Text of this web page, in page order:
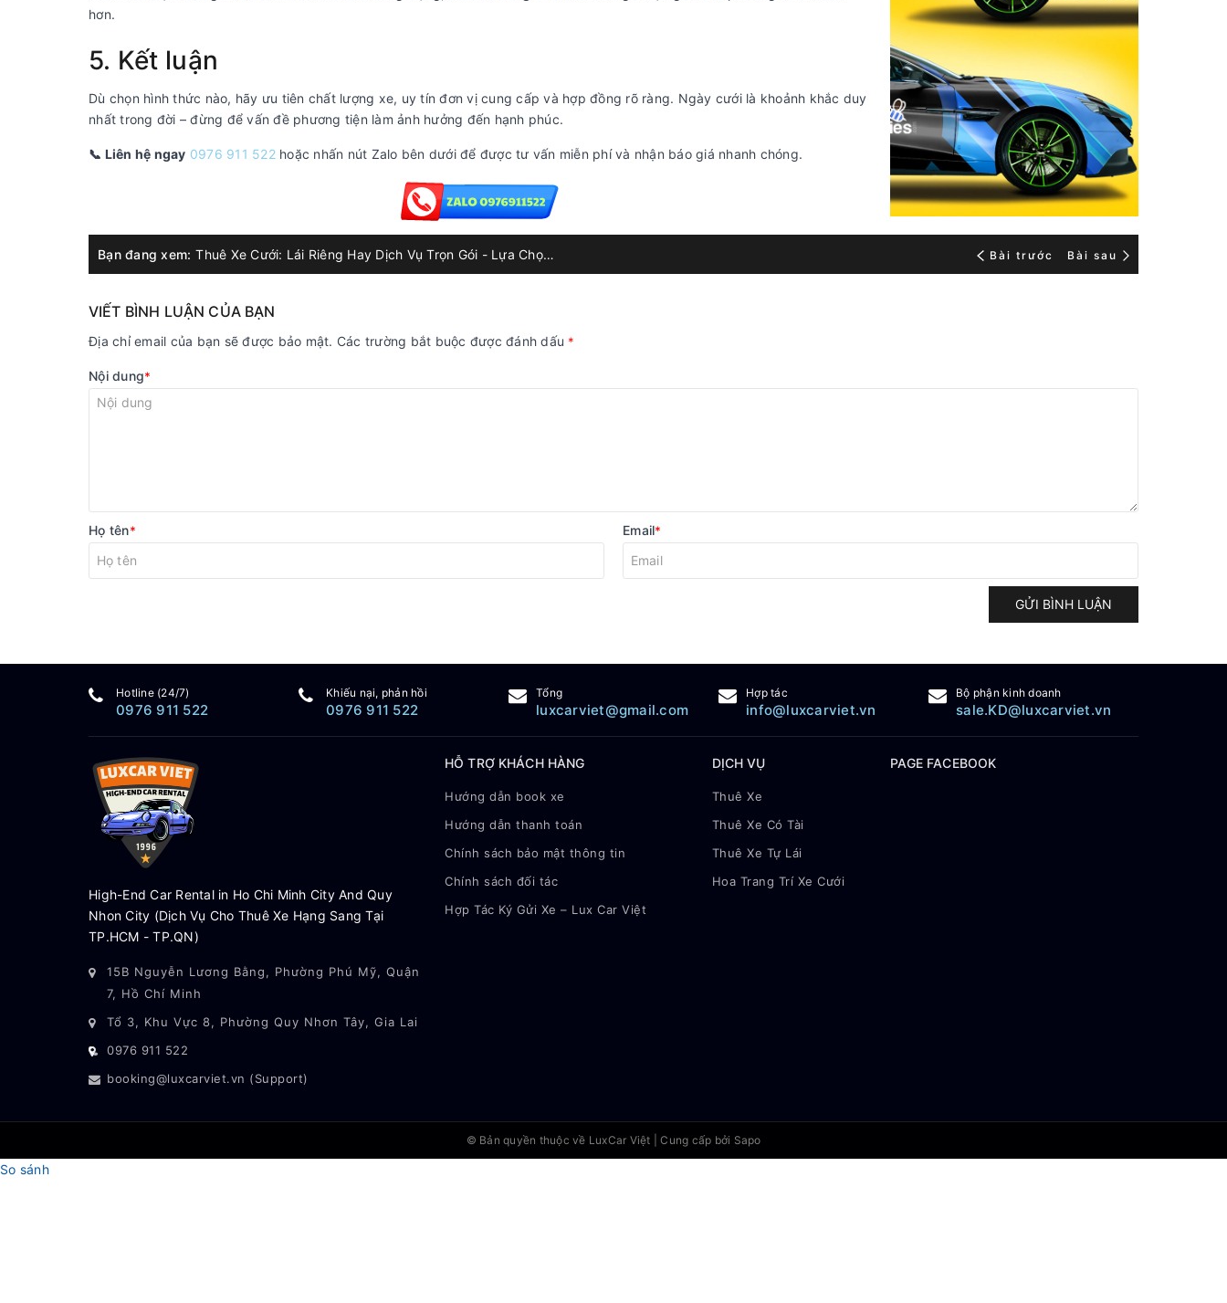
hơn.
5. Kết luận
Dù chọn hình thức nào, hãy ưu tiên chất lượng xe, uy tín đơn vị cung cấp và hợp đồng rõ ràng. Ngày cưới là khoảnh khắc duy
nhất trong đời – đừng để vấn đề phương tiện làm ảnh hưởng đến hạnh phúc.
📞 Liên hệ ngay 0976 911 522hoặc nhấn nút Zalo bên dưới để được tư vấn miễn phí và nhận báo giá nhanh chóng.
Bạn đang xem: Thuê Xe Cưới: Lái Riêng Hay Dịch Vụ Trọn Gói - Lựa Chọn Tối Ưu Cho Ngày Cưới Bài trước Bài sau
VIẾT BÌNH LUẬN CỦA BẠN
Địa chỉ email của bạn sẽ được bảo mật. Các trường bắt buộc được đánh dấu *
Nội dung*
Họ tên* Email*
GỬI BÌNH LUẬN
Hotline (24/7)
0976 911 522
Khiếu nại, phản hồi
0976 911 522
Tổng
luxcarviet@gmail.com
Hợp tác
info@luxcarviet.vn
Bộ phận kinh doanh
sale.KD@luxcarviet.vn
High-End Car Rental in Ho Chi Minh City And Quy
Nhon City (Dịch Vụ Cho Thuê Xe Hạng Sang Tại
TP.HCM - TP.QN)
15B Nguyễn Lương Bằng, Phường Phú Mỹ, Quận
7, Hồ Chí Minh
Tổ 3, Khu Vực 8, Phường Quy Nhơn Tây, Gia Lai
0976 911 522
booking@luxcarviet.vn (Support)
HỖ TRỢ KHÁCH HÀNG
Hướng dẫn book xe
Hướng dẫn thanh toán
Chính sách bảo mật thông tin
Chính sách đối tác
Hợp Tác Ký Gửi Xe – Lux Car Việt
DỊCH VỤ
Thuê Xe
Thuê Xe Có Tài
Thuê Xe Tự Lái
Hoa Trang Trí Xe Cưới
PAGE FACEBOOK
© Bản quyền thuộc về LuxCar Việt Cung cấp bởi Sapo
So sánh